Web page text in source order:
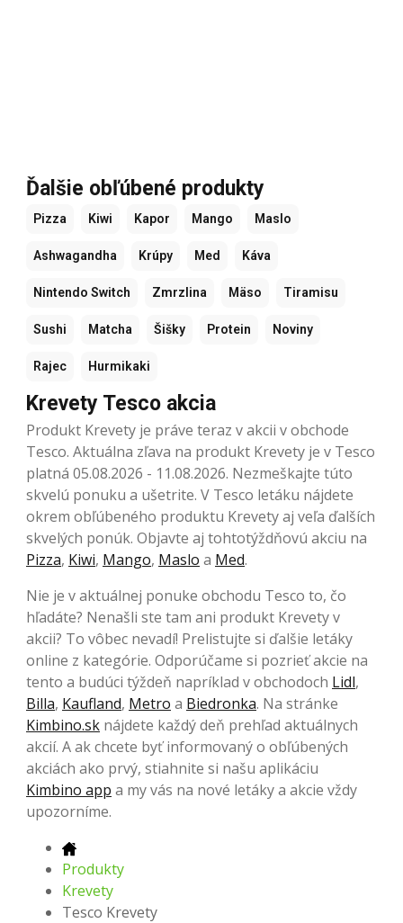
Ďalšie obľúbené produkty
Pizza Kiwi Kapor Mango Maslo
Ashwagandha Krúpy Med Káva
Nintendo Switch Zmrzlina Mäso Tiramisu
Sushi Matcha Šišky Protein Noviny
Rajec Hurmikaki
Krevety Tesco akcia
Produkt Krevety je práve teraz v akcii v obchode
Tesco. Aktuálna zľava na produkt Krevety je v Tesco
platná 05.08.2026 - 11.08.2026. Nezmeškajte túto
skvelú ponuku a ušetrite. V Tesco letáku nájdete
okrem obľúbeného produktu Krevety aj veľa ďalších
skvelých ponúk. Objavte aj tohtotýždňovú akciu na
Pizza, Kiwi, Mango, Maslo a Med.
Nie je v aktuálnej ponuke obchodu Tesco to, čo
hľadáte? Nenašli ste tam ani produkt Krevety v
akcii? To vôbec nevadí! Prelistujte si ďalšie letáky
online z kategórie. Odporúčame si pozrieť akcie na
tento a budúci týždeň napríklad v obchodoch Lidl,
Billa, Kaufland, Metro a Biedronka. Na stránke
Kimbino.sk nájdete každý deň prehľad aktuálnych
akcií. A ak chcete byť informovaný o obľúbených
akciách ako prvý, stiahnite si našu aplikáciu
Kimbino app a my vás na nové letáky a akcie vždy
upozorníme.
Produkty
Krevety
Tesco Krevety